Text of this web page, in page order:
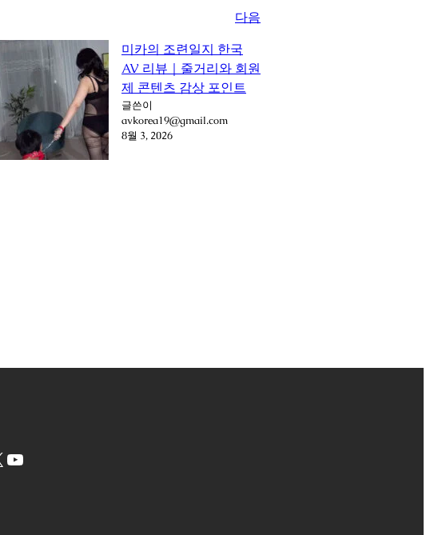
다음
미카의 조련일지 한국
AV 리뷰｜줄거리와 회원
제 콘텐츠 감상 포인트
글쓴이
avkorea19@gmail.com
8월 3, 2026
YouTube